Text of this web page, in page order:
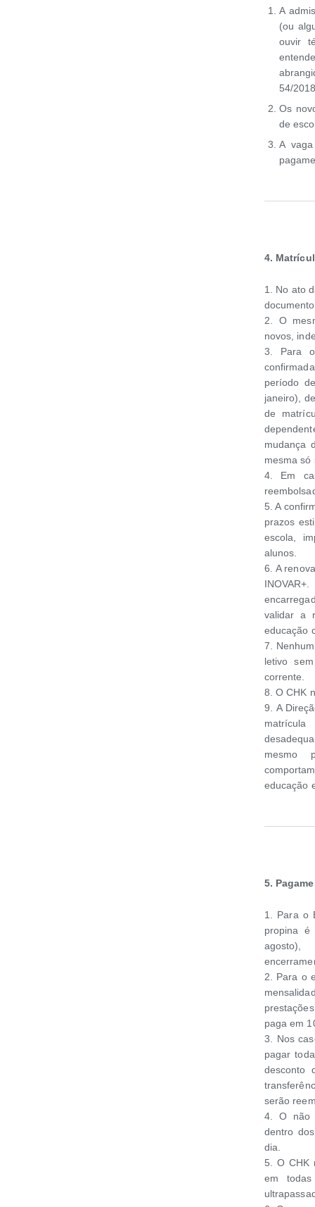
A
(ou
ouvir
54/
Os
de
A
4. Matr
1. No ato
2. O
novos,
3. Para
período
janeiro),
de
mudança
mesma só
4. Em
5. A
prazos
escola,
alunos.
6. A
validar a
educação
7.
letivo
corrente.
8. O CHK
9. A
mesmo
educação
5.
1. Para o
propina é
agosto),
2. Para o
paga em
3. Nos
pagar
desconto
serão
4. O não
dentro
dia.
5. O CHK
em